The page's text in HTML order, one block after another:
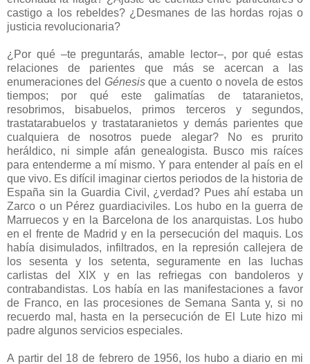
castigo a los rebeldes? ¿Desmanes de las hordas rojas o
justicia revolucionaria?
¿Por qué –te preguntarás, amable lector–, por qué estas
relaciones de parientes que más se acercan a las
enumeraciones del Génesisque a cuento o novela de estos
tiempos; por qué este galimatías de tataranietos,
resobrimos, bisabuelos, primos terceros y segundos,
trastatarabuelos y trastataranietos y demás parientes que
cualquiera de nosotros puede alegar? No es prurito
heráldico, ni simple afán genealogista. Busco mis raíces
para entenderme a mí mismo. Y para entender al país en el
que vivo. Es difícil imaginar ciertos periodos de la historia de
España sin la Guardia Civil, ¿verdad? Pues ahí estaba un
Zarco o un Pérez guardiaciviles. Los hubo en la guerra de
Marruecos y en la Barcelona de los anarquistas. Los hubo
en el frente de Madrid y en la persecución del maquis. Los
había disimulados, infiltrados, en la represión callejera de
los sesenta y los setenta, seguramente en las luchas
carlistas del XIX y en las refriegas con bandoleros y
contrabandistas. Los había en las manifestaciones a favor
de Franco, en las procesiones de Semana Santa y, si no
recuerdo mal, hasta en la persecución de El Lute hizo mi
padre algunos servicios especiales.
A partir del 18 de febrero de 1956, los hubo a diario en mi